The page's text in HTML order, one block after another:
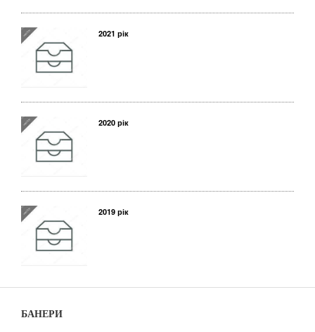
2021 рік
2020 рік
2019 рік
БАНЕРИ